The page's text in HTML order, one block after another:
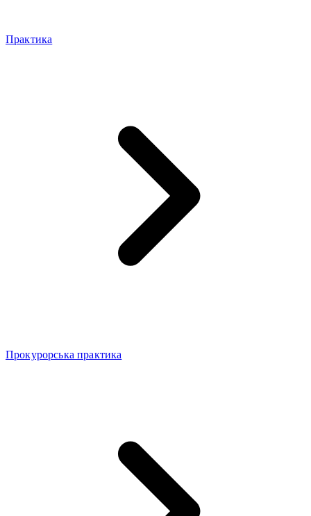
Практика
Прокурорська практика